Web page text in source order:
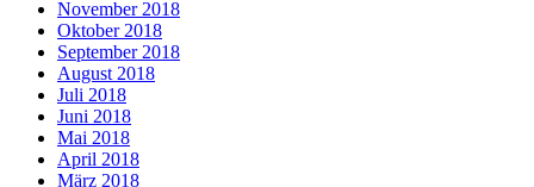
November 2018
Oktober 2018
September 2018
August 2018
Juli 2018
Juni 2018
Mai 2018
April 2018
März 2018